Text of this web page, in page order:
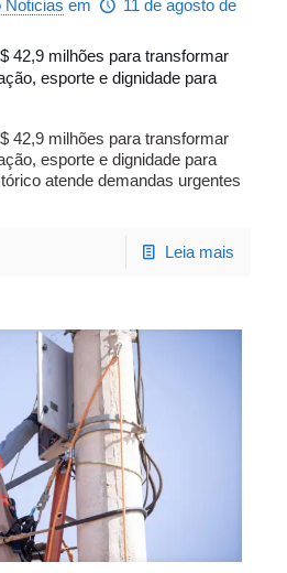
Noticias em
11 de agosto de
42,9 milhões para transformar
esporte e dignidade para
42,9 milhões para transformar
esporte e dignidade para
atende demandas urgentes
Leia mais